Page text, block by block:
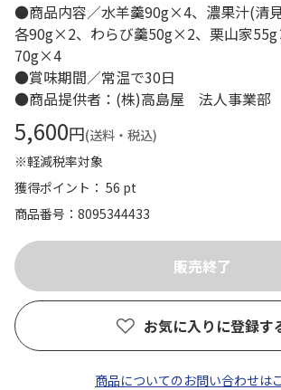
●商品内容／水羊羹90g×4、濃果汁(清
各90g×2、わらび羹50g×2、栗山家
70g×4
●賞味期間／常温で30日
●商品提供者：(株)高島屋 法人事業部
5,600円(送料・税込)
※軽減税率対象
獲得ポイント： 56 pt
商品番号
8095344433
お気に入りに登録す
商品についてのお問い合わせは